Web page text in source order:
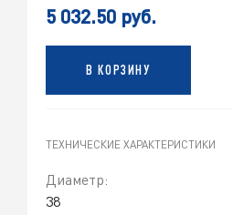
5 032.50 руб.
В КОРЗИНУ
ТЕХНИЧЕСКИЕ ХАРАКТЕРИСТИКИ
Диаметр:
38